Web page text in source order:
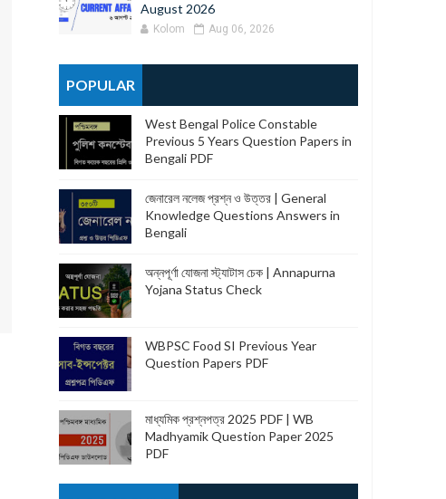
August 2026
Kolom Aug 06, 2026
POPULAR
West Bengal Police Constable
Previous 5 Years Question Papers in
Bengali PDF
জেনারেল নলেজ প্রশ্ন ও উত্তর | General
Knowledge Questions Answers in
Bengali
অন্নপূর্ণা যোজনা স্ট্যাটাস চেক | Annapurna
Yojana Status Check
WBPSC Food SI Previous Year
Question Papers PDF
মাধ্যমিক প্রশ্নপত্র 2025 PDF | WB
Madhyamik Question Paper 2025
PDF